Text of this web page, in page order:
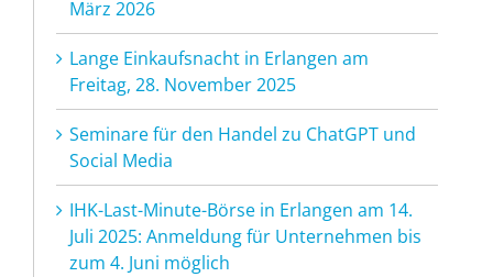
März 2026
Lange Einkaufsnacht in Erlangen am
Freitag, 28. November 2025
Seminare für den Handel zu ChatGPT und
Social Media
IHK-Last-Minute-Börse in Erlangen am 14.
Juli 2025: Anmeldung für Unternehmen bis
zum 4. Juni möglich